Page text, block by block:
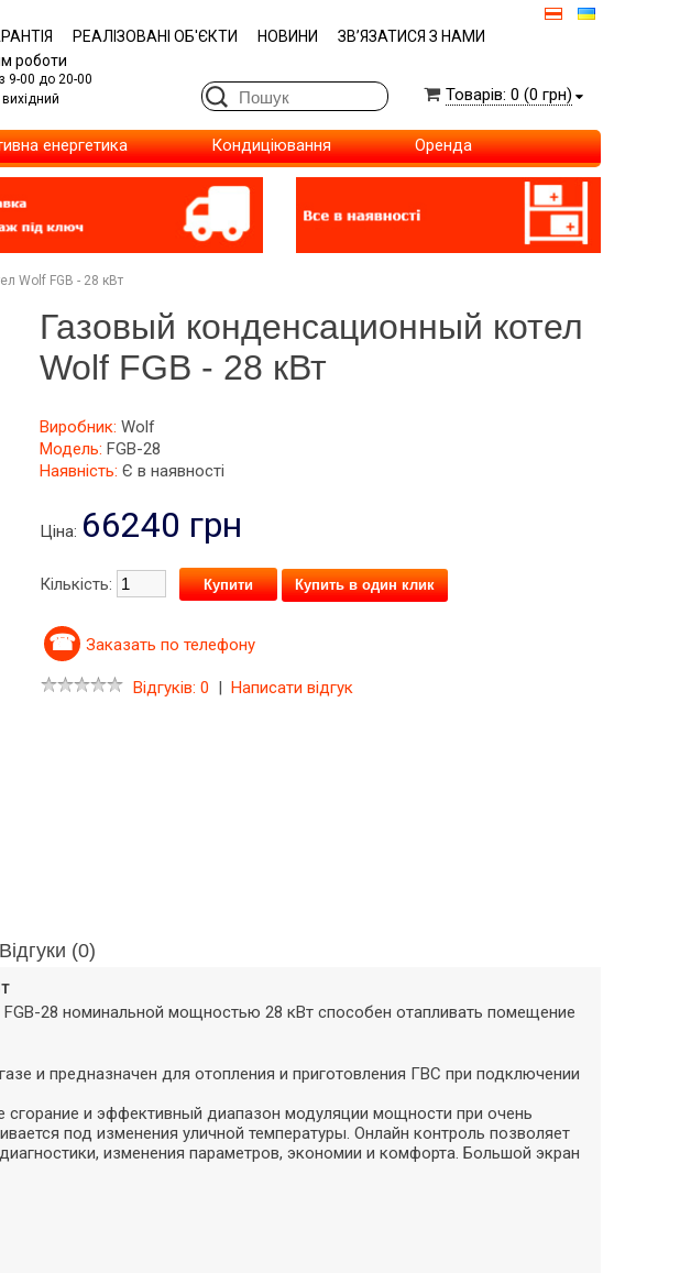
роботи
9-00 до 20-00
Товарів: 0 (0 грн)
РЕАЛІЗОВАНІ ОБ'ЄКТИ НОВИНИ ЗВ’ЯЗАТИСЯ З НАМИ
енергетика Кондиціювання Оренда
Wolf FGB - 28 кВт
Газовый конденсационный котел
Wolf FGB - 28 кВт
Виробник: Wolf
Модель: FGB-28
Наявність: Є в наявності
Ціна: 66240 грн
Кількість: Купить в один клик
Заказать по телефону
Відгуків: 0 | Написати відгук
Відгуки (0)
28 номинальной мощностью 28 кВт способен отапливать помещение
и предназначен для отопления и приготовления ГВС при подключении
сгорание и эффективный диапазон модуляции мощности при очень
под изменения уличной температуры. Онлайн контроль позволяет
изменения параметров, экономии и комфорта. Большой экран